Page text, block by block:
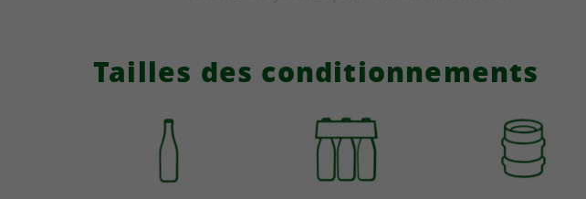
Tailles des conditionnements